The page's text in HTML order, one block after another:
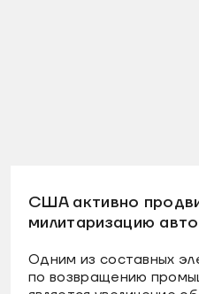
США активно
милитаризацию
Одним из составных
по возвращению